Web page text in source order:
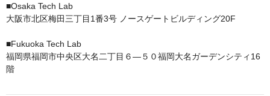
■Osaka Tech Lab
大阪市北区梅田三丁目1番3号 ノースゲートビルディング20F
■Fukuoka Tech Lab
福岡県福岡市中央区大名二丁目６―５０福岡大名ガーデンシティ16
階